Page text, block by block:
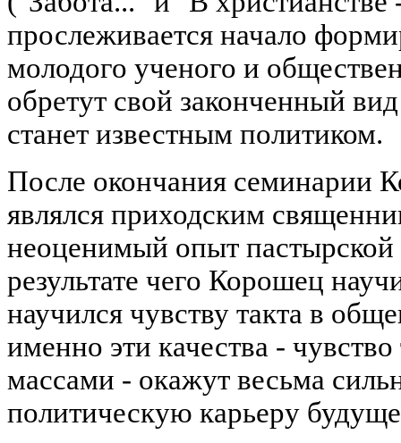
прослеживается начало
молодого ученого и
обретут свой законченный
станет известным политиком.
После окончания семинарии
являлся приходским
неоценимый опыт
результате чего Корошец
научился чувству такта в
именно эти качества -
массами - окажут весьма
политическую карьеру